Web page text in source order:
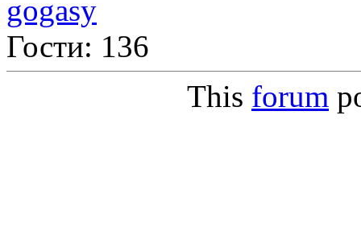
gogasy
Гости: 136
This forum